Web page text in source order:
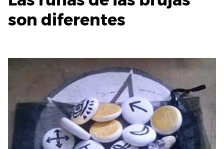
son diferentes